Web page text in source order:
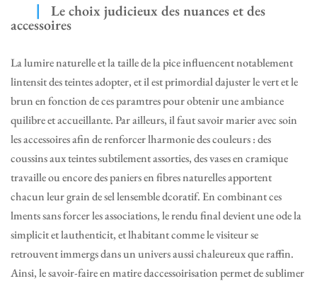
Le choix judicieux des nuances et des
accessoires
La lumire naturelle et la taille de la pice influencent notablement
lintensit des teintes adopter, et il est primordial dajuster le vert et le
brun en fonction de ces paramtres pour obtenir une ambiance
quilibre et accueillante. Par ailleurs, il faut savoir marier avec soin
les accessoires afin de renforcer lharmonie des couleurs : des
coussins aux teintes subtilement assorties, des vases en cramique
travaille ou encore des paniers en fibres naturelles apportent
chacun leur grain de sel lensemble dcoratif. En combinant ces
lments sans forcer les associations, le rendu final devient une ode la
simplicit et lauthenticit, et lhabitant comme le visiteur se
retrouvent immergs dans un univers aussi chaleureux que raffin.
Ainsi, le savoir-faire en matire daccessoirisation permet de sublimer